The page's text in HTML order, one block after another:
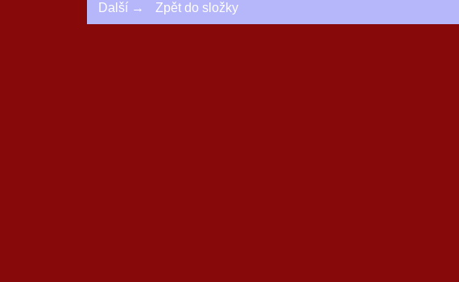
Další → Zpět do složky